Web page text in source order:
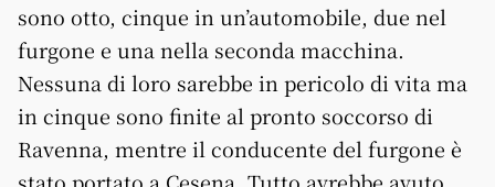
sono otto, cinque in un’automobile, due nel
furgone e una nella seconda macchina.
Nessuna di loro sarebbe in pericolo di vita ma
in cinque sono finite al pronto soccorso di
Ravenna, mentre il conducente del furgone è